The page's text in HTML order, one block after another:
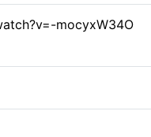
mocyxW34O